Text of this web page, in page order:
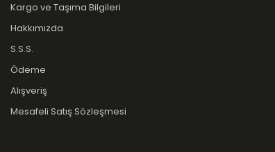
Kargo ve Taşıma Bilgileri
Hakkımızda
S.S.S.
Ödeme
Alışveriş
Mesafeli Satış Sözleşmesi